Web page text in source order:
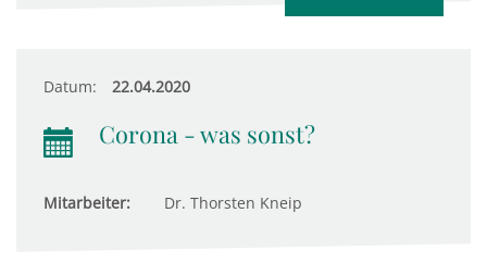
Datum: 22.04.2020
Corona - was sonst?
Mitarbeiter: Dr. Thorsten Kneip